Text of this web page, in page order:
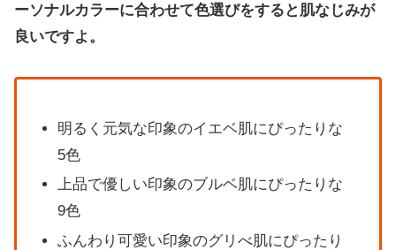
ーソナルカラーに合わせて色選びをすると肌なじみが
良いですよ。
明るく元気な印象のイエベ肌にぴったりな
5色
上品で優しい印象のブルベ肌にぴったりな
9色
ふんわり可愛い印象のグリべ肌にぴったり